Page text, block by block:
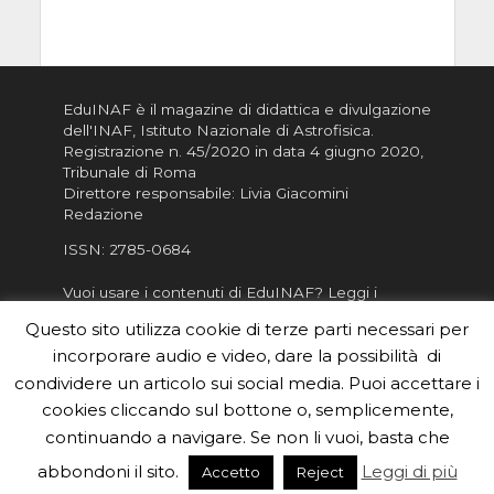
EduINAF è il magazine di didattica e divulgazione
dell'INAF, Istituto Nazionale di Astrofisica
Registrazione n. 45/2020 in data 4 giugno 2020,
Tribunale di Roma
Direttore responsabile: Livia Giacomini
Redazione
ISSN: 2785-0684
Vuoi usare i contenuti di EduINAF? Leggi i
Informativa sulla Privacy
Informatva sui Cookie
Per la rubrica de l'Astronomo risponde, per
inviarci le tue foto o i tuoi contributi, scrivici a
redazione.edu [chiocciola] inaf.it oppure
il form
Questo sito utilizza cookie di terze parti necessari per
incorporare audio e video, dare la possibilità di
condividere un articolo sui social media. Puoi accettare i
cookies cliccando sul bottone o, semplicemente,
continuando a navigare. Se non li vuoi, basta che
abbondoni il sito.
Accetto Reject Leggi di più